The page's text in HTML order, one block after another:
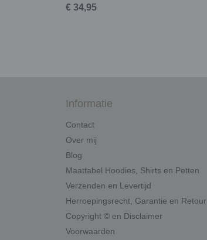
€ 34,95
Informatie
Contact
Over mij
Blog
Maattabel Hoodies, Shirts en Petten
Verzenden en Levertijd
Herroepingsrecht, Garantie en Retour
Copyright © en Disclaimer
Voorwaarden